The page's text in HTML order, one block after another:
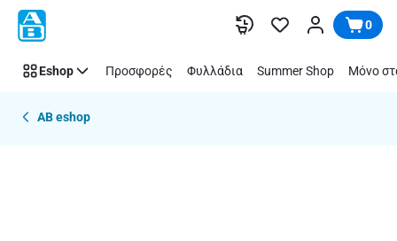
Παράλειψη 0
Eshop Προσφορές Φυλλάδια Summer Shop Μόνο
AB eshop